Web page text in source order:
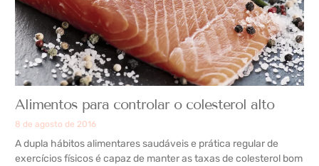
Alimentos para controlar o colesterol alto
8 de agosto de 2016
A dupla hábitos alimentares saudáveis e prática regular de
exercícios físicos é capaz de manter as taxas de colesterol bom